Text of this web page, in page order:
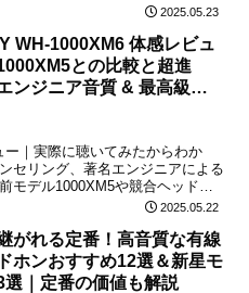
2025.05.23
WH-1000XM6 体感レビュ
との比較と超進
ンジニア音質 & 最高級ノ
ー｜実際に聴いてみたからわか
セリング、著名エンジニアによる
モデル1000XM5や競合ヘッドホ
2025.05.22
がれる定番！高音質な有線
ホンおすすめ12選＆新星モ
選｜定番の価値も解説